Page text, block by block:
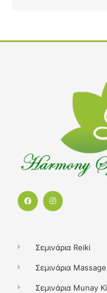
F
a
I
n
m
Σεμινάρια Reiki
Σεμινάρια Massage
Σεμινάρια Munay Ki